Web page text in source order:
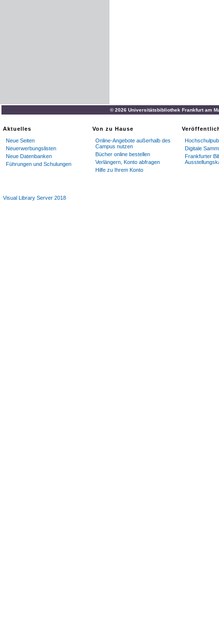
© 2026 Universitätsbibliothek Frankfurt am
Aktuelles
Neue Seiten
Neuerwerbungslisten
Neue Datenbanken
Führungen und Schulungen
Von zu Hause
Online-Angebote außerhalb des
Campus nutzen
Bücher online bestellen
Verlängern, Konto abfragen
Hilfe zu Ihrem Konto
Digitale
Frankfurter
Visual Library Server 2018